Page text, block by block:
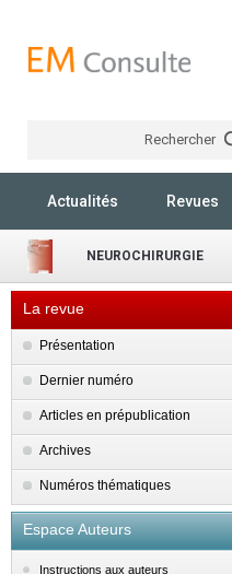
Rechercher
Actualités Revues
NEUROCHIRURGIE
La revue
Présentation
Dernier numéro
Articles en prépublication
Archives
Numéros thématiques
Espace Auteurs
Instructions aux auteurs